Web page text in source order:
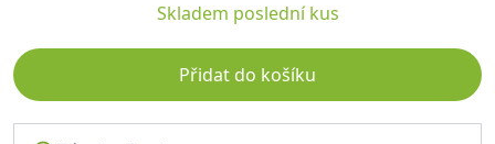
Skladem poslední kus
Přidat do košíku